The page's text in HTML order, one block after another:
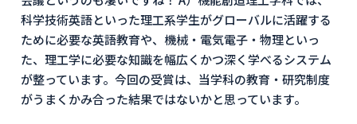
科学技術英語といった理工系学生がグローバルに活躍する
ために必要な英語教育や、機械・電気電子・物理といっ
た、理工学に必要な知識を幅広くかつ深く学べるシステム
が整っています。今回の受賞は、当学科の教育・研究制度
がうまくかみ合った結果ではないかと思っています。